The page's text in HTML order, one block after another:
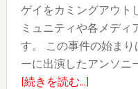
ゲイをカミングアウト
ミュニティや各メディ
す。 この事件の始ま
ーに出演したアンソニ
[続きを読む...]about